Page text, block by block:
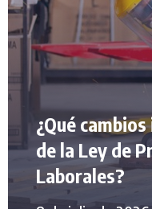
¿Qué
de la Ley de
Laborales?